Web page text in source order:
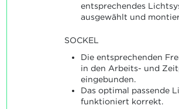
entsprechendes
ausgewählt und
SOCKEL
Die entsprechenden
in den Arbeits- und
eingebunden.
Das optimal passende
funktioniert korrekt.